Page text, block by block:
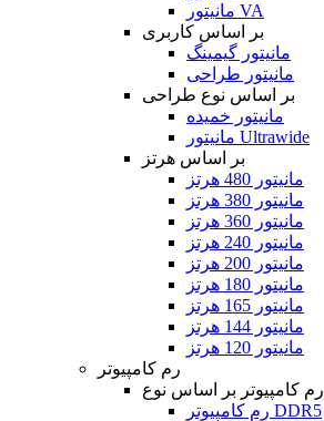
مانیتور VA
بر اساس کاربری
مانیتور گیمینگ
مانیتور طراحی
بر اساس نوع طراحی
مانیتور خمیده
مانیتور Ultrawide
بر اساس هرتز
مانیتور 480 هرتز
مانیتور 380 هرتز
مانیتور 360 هرتز
مانیتور 240 هرتز
مانیتور 200 هرتز
مانیتور 180 هرتز
مانیتور 165 هرتز
مانیتور 144 هرتز
مانیتور 120 هرتز
رم کامپیوتر
رم کامپیوتر بر اساس نوع
رم کامپیوتر DDR5